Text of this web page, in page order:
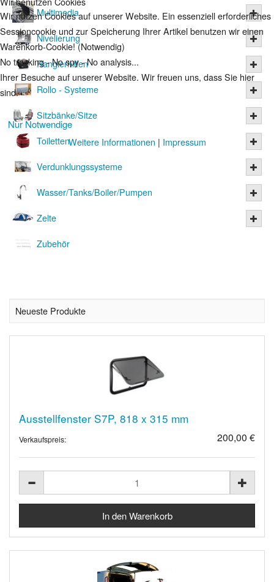
Multimedia
Nivelierung
Rangierhilfen
Rollo - Systeme
Sitzbänke/Sitze
Toiletten
Verdunklungssysteme
Wasser/Tanks/Boiler/Pumpen
Zelte
Zubehör
Neueste Produkte
Ausstellfenster S7P, 818 x 315 mm
Verkaufspreis: 200,00 €
Wir nutzen Cookies auf unserer Website. Ein essenziell erforderliches
Sessioncookie und zur Speicherung Ihrer Artikel benutzen wir einen
Warenkorb-Cookie! (Notwendig)
No tracking - No spy - No analysis...
Ihrer Besuche auf unserer Website. Wir freuen uns, dass Sie hier
sind.
Nur Notwendige
Weitere Informationen | Impressum